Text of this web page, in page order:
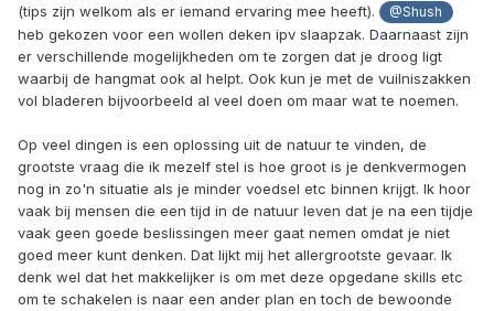
(tips zijn welkom als er iemand ervaring mee heeft).
@Shush
heb gekozen voor een wollen deken ipv slaapzak. Daarnaast zijn
er verschillende mogelijkheden om te zorgen dat je droog ligt
waarbij de hangmat ook al helpt. Ook kun je met de vuilniszakken
vol bladeren bijvoorbeeld al veel doen om maar wat te noemen.
Op veel dingen is een oplossing uit de natuur te vinden, de
grootste vraag die ik mezelf stel is hoe groot is je denkvermogen
nog in zo'n situatie als je minder voedsel etc binnen krijgt. Ik hoor
vaak bij mensen die een tijd in de natuur leven dat je na een tijdje
vaak geen goede beslissingen meer gaat nemen omdat je niet
goed meer kunt denken. Dat lijkt mij het allergrootste gevaar. Ik
denk wel dat het makkelijker is om met deze opgedane skills etc
om te schakelen is naar een ander plan en toch de bewoonde